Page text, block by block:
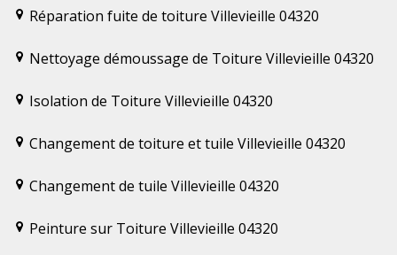
Réparation fuite de toiture Villevieille 04320
Nettoyage démoussage de Toiture Villevieille 04320
Isolation de Toiture Villevieille 04320
Changement de toiture et tuile Villevieille 04320
Changement de tuile Villevieille 04320
Peinture sur Toiture Villevieille 04320